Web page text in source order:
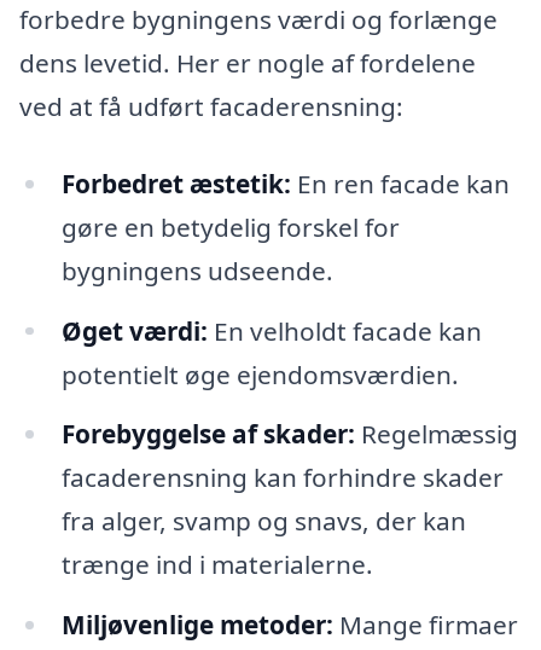
forbedre bygningens værdi og forlænge
dens levetid. Her er nogle af fordelene
ved at få udført facaderensning:
Forbedret æstetik: En ren facade kan
gøre en betydelig forskel for
bygningens udseende.
Øget værdi: En velholdt facade kan
potentielt øge ejendomsværdien.
Forebyggelse af skader: Regelmæssig
facaderensning kan forhindre skader
fra alger, svamp og snavs, der kan
trænge ind i materialerne.
Miljøvenlige metoder: Mange firmaer